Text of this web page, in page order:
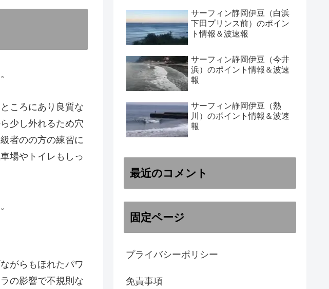
ころにあり良質な
少し外れるため穴
者のの方の練習に
場やトイレもしっ
がらもほれたパワ
の影響で不規則な
サーフィン静岡伊豆（白浜
下田プリンス前）のポイン
ト情報＆波速報
サーフィン静岡伊豆（今井
浜）のポイント情報＆波速
報
サーフィン静岡伊豆（熱
川）のポイント情報＆波速
報
最近のコメント
固定ページ
プライバシーポリシー
免責事項